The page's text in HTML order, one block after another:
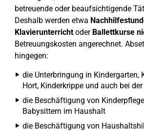
betreuende oder beaufsichtigende
Deshalb werden etwa
Klavierunterrichtoder Ballettkurse
Betreuungskosten angerechnet.
hingegen:
die Unterbringung in Kindergarten,
Hort, Kinderkrippe und auch bei
die Beschäftigung von
Babysittern im Haushalt
die Beschäftigung von